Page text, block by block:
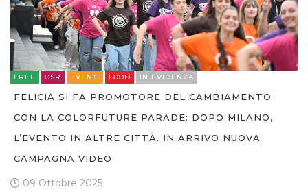
FREE CSR EVENTI FOOD IN EVIDENZA
FELICIA SI FA PROMOTORE DEL CAMBIAMENTO
CON LA COLORFUTURE PARADE: DOPO MILANO,
L’EVENTO IN ALTRE CITTÀ. IN ARRIVO NUOVA
CAMPAGNA VIDEO
09 Ottobre 2025